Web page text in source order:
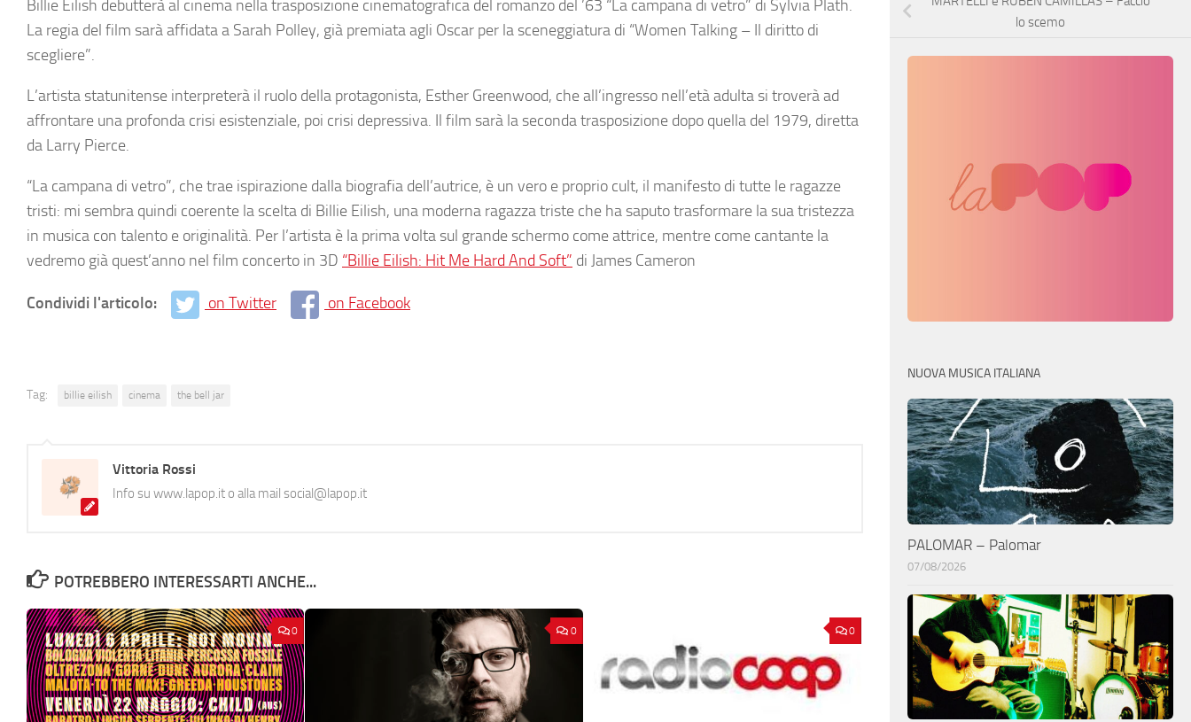
Billie Eilish debutterà al cinema nella trasposizione cinematografica del romanzo del ’63 “La campana di vetro” di Sylvia Plath.
La regia del film sarà affidata a Sarah Polley, già premiata agli Oscar per la sceneggiatura di “Women Talking – Il diritto di
scegliere”.
L’artista statunitense interpreterà il ruolo della protagonista, Esther Greenwood, che all’ingresso nell’età adulta si troverà ad
affrontare una profonda crisi esistenziale, poi crisi depressiva. Il film sarà la seconda trasposizione dopo quella del 1979, diretta
da Larry Pierce.
“La campana di vetro”, che trae ispirazione dalla biografia dell’autrice, è un vero e proprio cult, il manifesto di tutte le ragazze
tristi: mi sembra quindi coerente la scelta di Billie Eilish, una moderna ragazza triste che ha saputo trasformare la sua tristezza
in musica con talento e originalità. Per l’artista è la prima volta sul grande schermo come attrice, mentre come cantante la
vedremo già quest’anno nel film concerto in 3D “Billie Eilish: Hit Me Hard And Soft” di James Cameron
Condividi l'articolo: on Twitter on Facebook
Tag: billie eilish cinema the bell jar
Vittoria Rossi
Info su www.lapop.it o alla mail social@lapop.it
POTREBBERO INTERESSARTI ANCHE...
0 0 0
lo scemo
NUOVA MUSICA ITALIANA
PALOMAR – Palomar
07/08/2026